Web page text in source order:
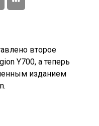
второе
Y700, а теперь
изданием